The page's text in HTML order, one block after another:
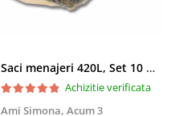
Saci menajeri 420L, Set 10 bucati
Achizitie verificata
Ami Simona, Acum 3